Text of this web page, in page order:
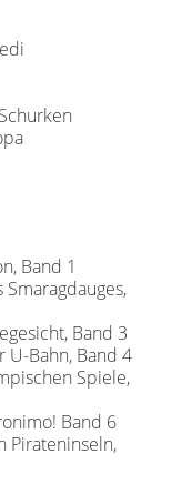
Band 1
Band 3
U-Bahn, Band 4
Spiele,
Band 6
Pirateninseln,